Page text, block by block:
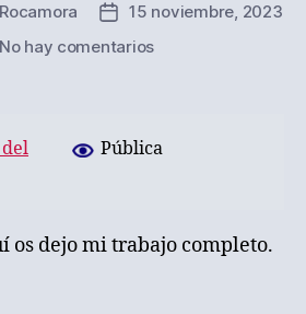
Fecha
de
15 noviembre, 2023
No hay comentariosen
Pública
os dejo mi trabajo completo.